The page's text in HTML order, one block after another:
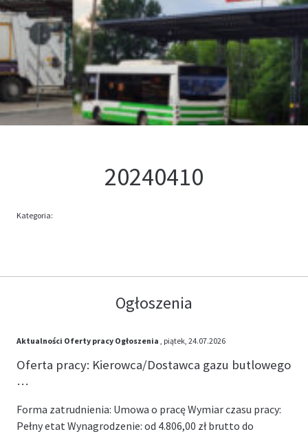
Kontakt
Oferta
20240410
Kategoria:
Ogłoszenia
Aktualności Oferty pracy Ogłoszenia , piątek, 24.07.2026
Oferta pracy: Kierowca/Dostawca gazu butlowego
…
Forma zatrudnienia: Umowa o pracę Wymiar czasu pracy:
Pełny etat Wynagrodzenie: od 4.806,00 zł brutto do